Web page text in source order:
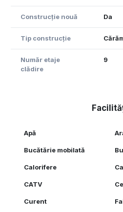
Construcție nouă Da
Tip construcție
Număr etaje
clădire
9
Apă
Bucătărie mobilată
Calorifere
CATV
Curent